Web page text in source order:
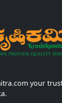
your